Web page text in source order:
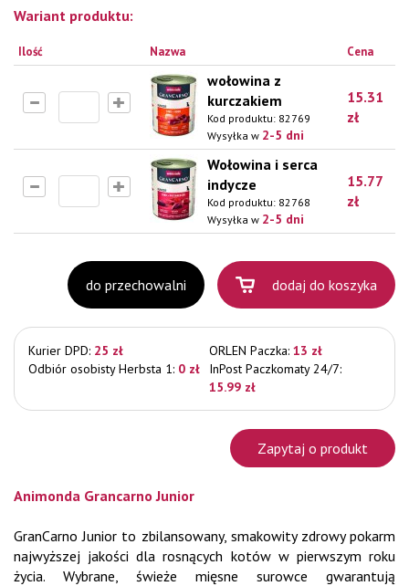
Wariant produktu:
Ilość Nazwa Cena
wołowina z
kurczakiem
Kod produktu: 82769
Wysyłka w 2-5 dni
15.31
zł
Wołowina i serca
indycze
Kod produktu: 82768
Wysyłka w 2-5 dni
15.77
zł
do przechowalni dodaj do koszyka
Kurier DPD: 25 zł ORLEN Paczka: 13 zł
Odbiór osobisty Herbsta 1: 0 zł
InPost Paczkomaty 24/7:
15.99 zł
Zapytaj o produkt
Animonda Grancarno Junior
GranCarno Junior to zbilansowany, smakowity zdrowy pokarm
najwyższej jakości dla rosnących kotów w pierwszym roku
życia. Wybrane, świeże mięsne surowce gwarantują